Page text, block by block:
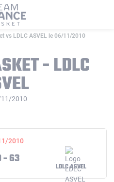
vs LDLC ASVEL le 06/11/2010
- LDLC
11/2010
2010
- 63
LDLC ASVEL